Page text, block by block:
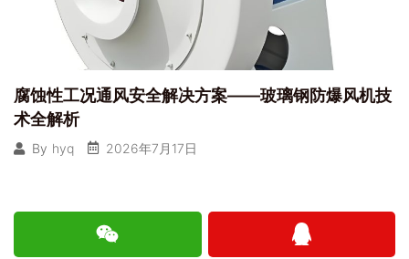
腐蚀性工况通风安全解决方案——玻璃钢防爆风机技
术全解析
By hyq 2026年7月17日
W
e
Q
q